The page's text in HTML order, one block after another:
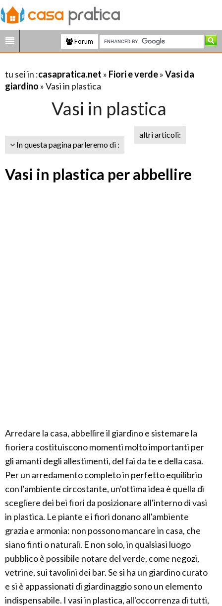
Forum
tu sei in :casapratica.net » Fiori e verde»Vasi da
giardino » Vasi in plastica
Vasi in plastica
In questa pagina parleremo di :
altri articoli:
Vasi in plastica per abbellire
Arredare la casa, abbellire il giardino e sistemare la
fioriera costituiscono momenti molto importanti per
gli amanti degli allestimenti, del fai da te e della casa.
Per un arredamento completo in perfetto equilibrio
con l'ambiente circostante, un'ottima idea è quella di
scegliere dei bei fiori da posizionare all'interno di vasi
in plastica. Le piante e i fiori donano all'ambiente
grazia e armonia: non possono mancare in casa, che
siano finti o naturali. E non solo, in qualsiasi luogo
pubblico è possibile notare del verde, come negozi,
vetrine, sui tavolini dei bar. Se si ha un giardino curato
e si è appassionati di giardinaggio sono un elemento
indispensabile. I vasi in plastica, all'occorrenza di tutti,